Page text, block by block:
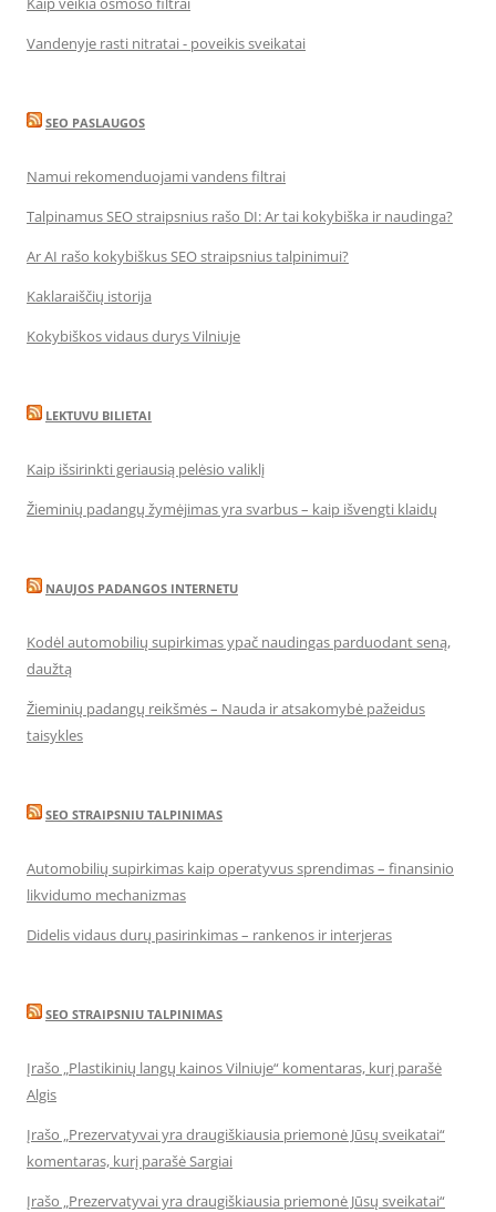
Vandenyje rasti nitratai - poveikis sveikatai
SEO PASLAUGOS
Namui rekomenduojami vandens filtrai
Talpinamus SEO straipsnius rašo DI: Ar tai kokybiška ir naudinga?
Ar AI rašo kokybiškus SEO straipsnius talpinimui?
Kaklaraiščių istorija
Kokybiškos vidaus durys Vilniuje
LEKTUVU BILIETAI
Kaip išsirinkti geriausią pelėsio valiklį
Žieminių padangų žymėjimas yra svarbus – kaip išvengti klaidų
NAUJOS PADANGOS INTERNETU
Kodėl automobilių supirkimas ypač naudingas parduodant seną,
daužtą
Žieminių padangų reikšmės – Nauda ir atsakomybė pažeidus
taisykles
SEO STRAIPSNIU TALPINIMAS
Automobilių supirkimas kaip operatyvus sprendimas – finansinio
likvidumo mechanizmas
Didelis vidaus durų pasirinkimas – rankenos ir interjeras
SEO STRAIPSNIU TALPINIMAS
Įrašo „Plastikinių langų kainos Vilniuje“ komentaras, kurį parašė
Algis
Įrašo „Prezervatyvai yra draugiškiausia priemonė Jūsų sveikatai“
komentaras, kurį parašė Sargiai
Įrašo „Prezervatyvai yra draugiškiausia priemonė Jūsų sveikatai“